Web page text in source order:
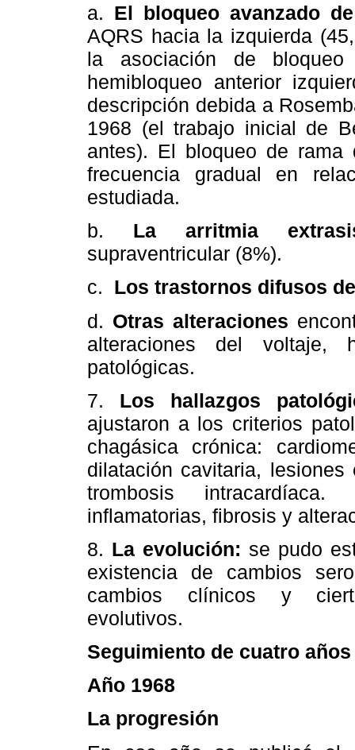
a. El bloqueo avanzado
AQRS hacia la izquierda
la asociación de
hemibloqueo anterior
descripción debida a
1968 (el trabajo inicial de
antes). El bloqueo de rama
frecuencia gradual en
estudiada.
b. La arritmia
supraventricular (8%).
c.
Los trastornos difusos
d. Otras alteraciones
alteraciones del voltaje,
patológicas.
7. Los hallazgos
ajustaron a los criterios
chagásica crónica:
dilatación cavitaria,
trombosis
inflamatorias, fibrosis y
8. La evolución: se pudo
existencia de cambios
cambios clínicos y
evolutivos.
Seguimiento de cuatro años
Año 1968
La progresión